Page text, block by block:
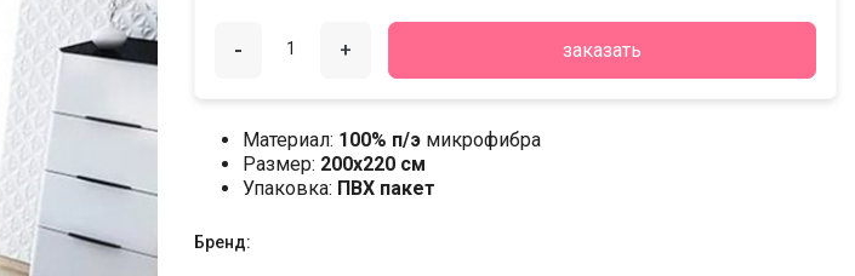
- + заказать
Материал: 100% п/э микрофибра
Размер: 200х220 см
Упаковка: ПВХ пакет
Бренд: